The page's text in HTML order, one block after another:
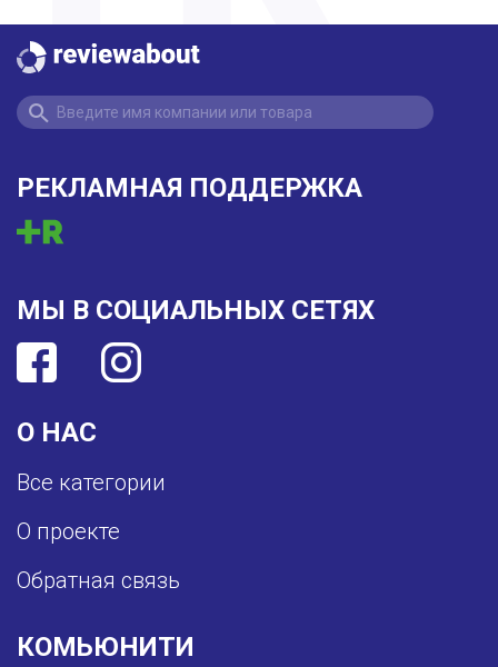
О НАС
Все категории
О проекте
Обратная связь
КОМЬЮНИТИ
РЕКЛАМНАЯ ПОДДЕРЖКА
МЫ В СОЦИАЛЬНЫХ СЕТЯХ